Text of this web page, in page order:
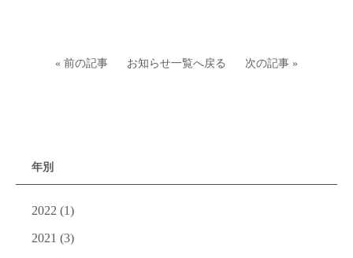
« 前の記事 お知らせ一覧へ戻る 次の記事 »
年別
2022 (1)
2021 (3)